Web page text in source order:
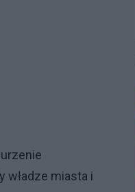
władze miasta i